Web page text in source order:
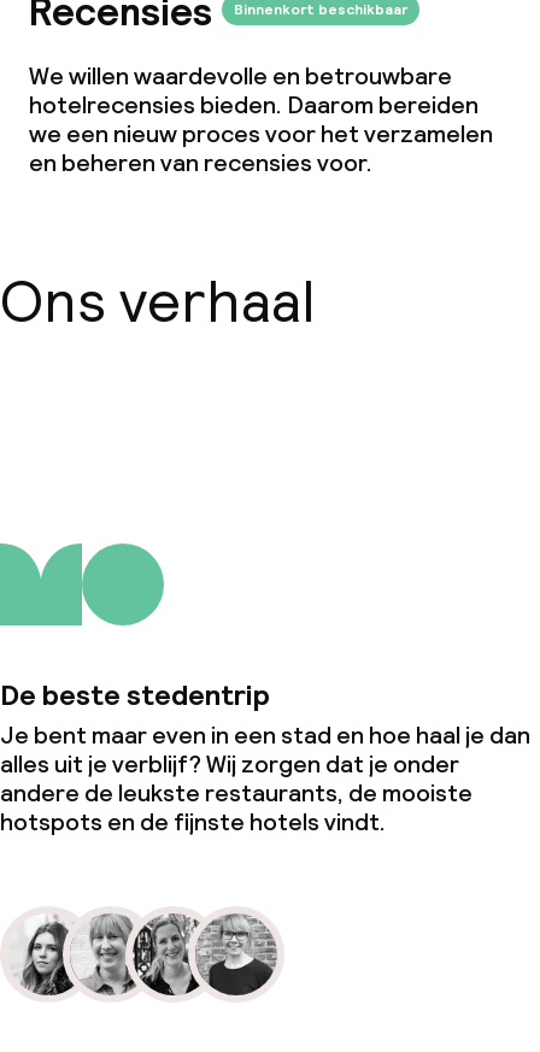
Recensies Binnenkort beschikbaar
We willen waardevolle en betrouwbare
hotelrecensies bieden. Daarom bereiden
we een nieuw proces voor het verzamelen
en beheren van recensies voor.
Ons verhaal
De beste stedentrip
Je bent maar even in een stad en hoe haal je dan
alles uit je verblijf? Wij zorgen dat je onder
andere de leukste restaurants, de mooiste
hotspots en de fijnste hotels vindt.